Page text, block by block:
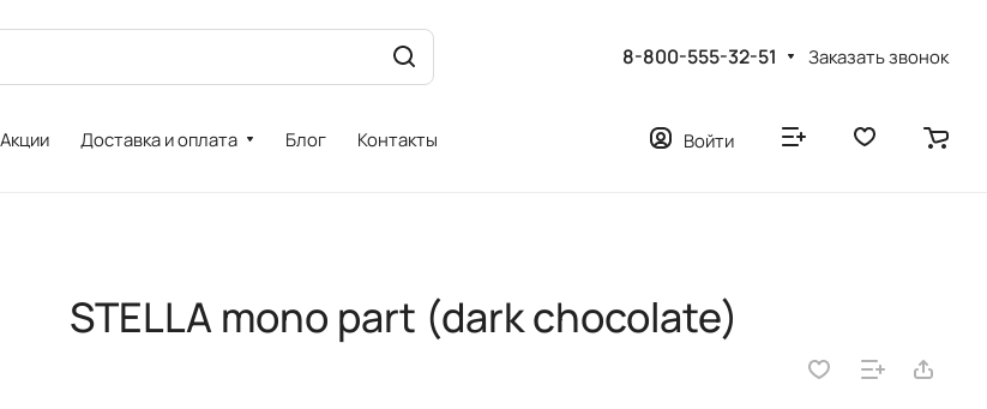
8-800-555-32-51 Заказать звонок
Акции Доставка и оплата Блог Контакты Войти
STELLA mono part (dark chocolate)